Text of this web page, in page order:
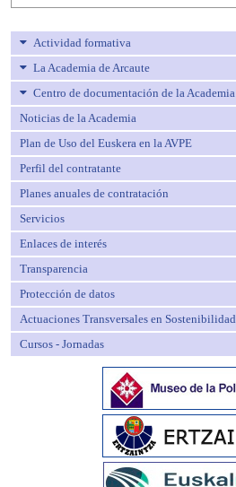
Actividad formativa
La Academia de Arcaute
Centro de documentación de la Academia
Noticias de la Academia
Plan de Uso del Euskera en la AVPE
Perfil del contratante
Planes anuales de contratación
Servicios
Enlaces de interés
Transparencia
Protección de datos
Actuaciones Transversales en Sostenibilidad
Cursos - Jornadas